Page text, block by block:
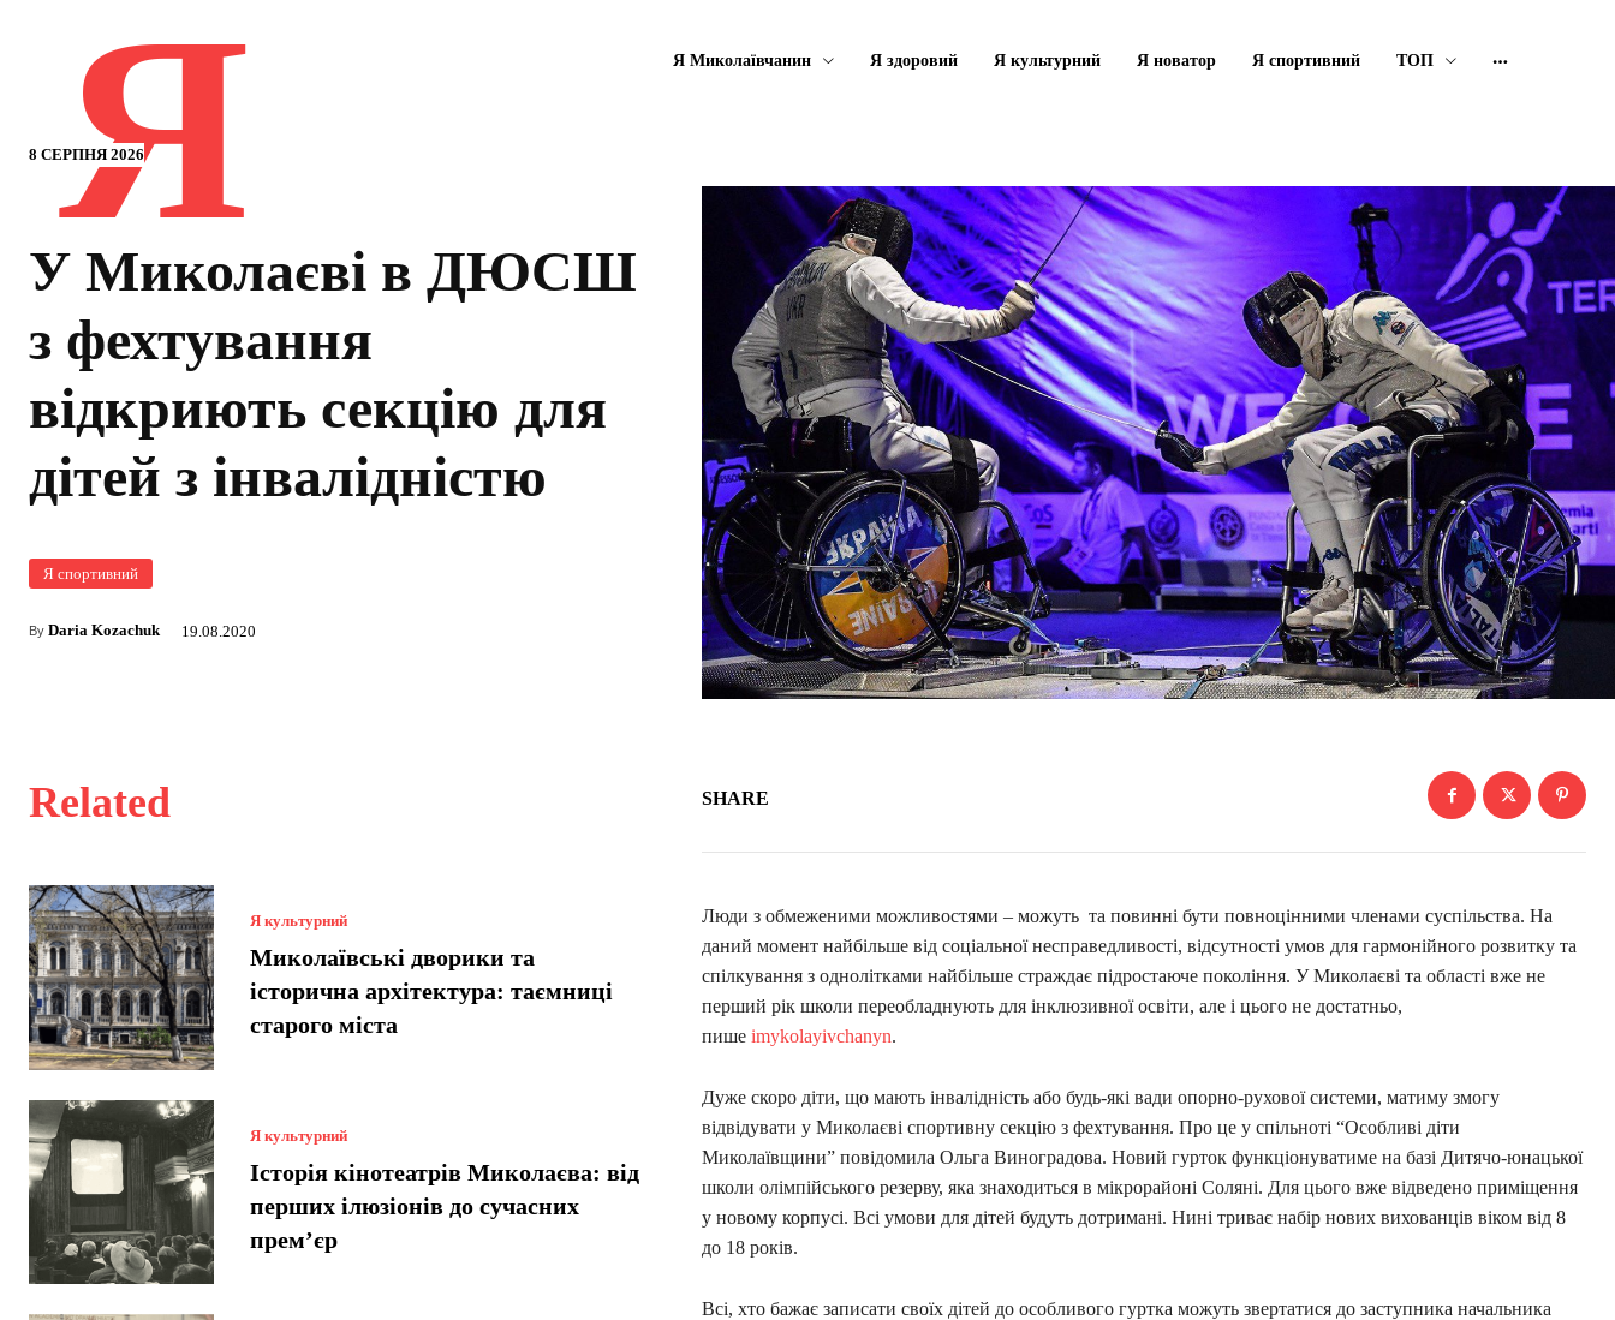
8 СЕРПНЯ 2026
Я Я Миколаївчанин Я здоровий Я культурний Я новатор Я спортивний ТОП
У Миколаєві в ДЮСШ
з фехтування
відкриють секцію для
дітей з інвалідністю
Я спортивний
By Daria Kozachuk 19.08.2020
Related
Я культурний
Миколаївські дворики та
історична архітектура: таємниці
старого міста
Я культурний
Історія кінотеатрів Миколаєва: від
перших ілюзіонів до сучасних
прем’єр
SHARE
Люди з обмеженими можливостями – можуть та повинні бути повноцінними членами суспільства. На
даний момент найбільше від соціальної несправедливості, відсутності умов для гармонійного розвитку та
спілкування з однолітками найбільше страждає підростаюче покоління. У Миколаєві та області вже не
перший рік школи переобладнують для інклюзивної освіти, але і цього не достатньо,
пише imykolayivchanyn.
Дуже скоро діти, що мають інвалідність або будь-які вади опорно-рухової системи, матиму змогу
відвідувати у Миколаєві спортивну секцію з фехтування. Про це у спільноті “Особливі діти
Миколаївщини” повідомила Ольга Виноградова. Новий гурток функціонуватиме на базі Дитячо-юнацької
школи олімпійського резерву, яка знаходиться в мікрорайоні Соляні. Для цього вже відведено приміщення
у новому корпусі. Всі умови для дітей будуть дотримані. Нині триває набір нових вихованців віком від 8
до 18 років.
Всі, хто бажає записати своїх дітей до особливого гуртка можуть звертатися до заступника начальника